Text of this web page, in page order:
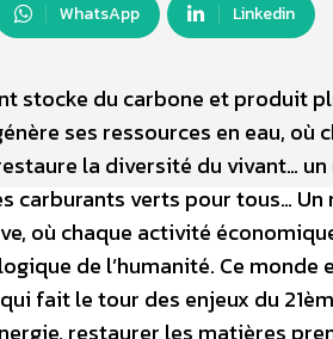
WhatsApp Linkedin
du carbone et produit
ses ressources en eau, où
la diversité du vivant…
verts pour tous… Un
où chaque activité
de l’humanité. Ce monde
fait le tour des enjeux du
restaurer les matières